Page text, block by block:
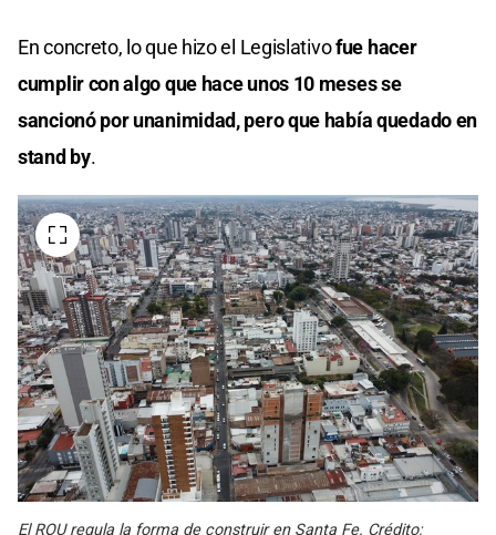
En concreto, lo que hizo el Legislativofue hacer
cumplir con algo que hace unos 10 meses se
sancionó por unanimidad, pero que había quedado en
stand by.
El ROU regula la forma de construir en Santa Fe. Crédito: